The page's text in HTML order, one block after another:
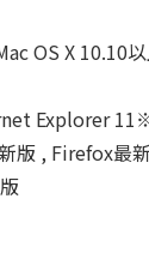
OS X 10.10
Explorer
版 , Firefox最